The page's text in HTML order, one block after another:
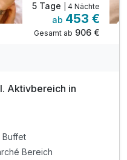
5 Tage | 4 Nächte
ab 453 €
Gesamt ab 906 €
Aktivbereich in
Buffet
Bereich